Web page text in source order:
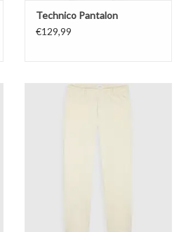
Technico Pantalon
€129,99
Pure Path Punta Smart Pants